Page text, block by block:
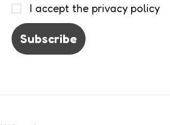
I accept the privacy policy